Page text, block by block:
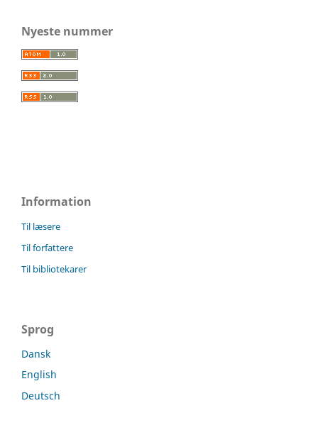
Nyeste nummer
Information
Til læsere
Til forfattere
Til bibliotekarer
Sprog
Dansk
English
Deutsch